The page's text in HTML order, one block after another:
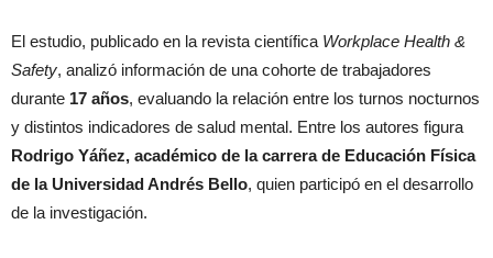
El estudio, publicado en la revista científica Workplace Health &
Safety, analizó información de una cohorte de trabajadores
durante 17 años, evaluando la relación entre los turnos nocturnos
y distintos indicadores de salud mental. Entre los autores figura
Rodrigo Yáñez, académico de la carrera de Educación Física
de la Universidad Andrés Bello, quien participó en el desarrollo
de la investigación.